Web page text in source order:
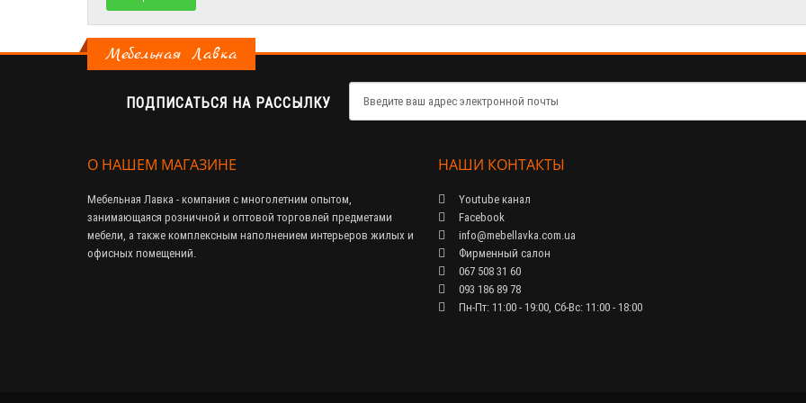
Мебельная Лавка
ПОДПИСАТЬСЯ НА РАССЫЛКУ
О НАШЕМ МАГАЗИНЕ
Мебельная Лавка - компания с многолетним опытом,
занимающаяся розничной и оптовой торговлей предметами
мебели, а также комплексным наполнением интерьеров жилых и
офисных помещений.
НАШИ КОНТАКТЫ
Youtube канал
Facebook
info@mebellavka.com.ua
Фирменный салон
067 508 31 60
093 186 89 78
Пн-Пт: 11:00 - 19:00, Сб-Вс: 11:00 - 18:00